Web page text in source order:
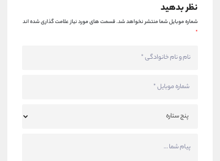
نظر بدهید
شماره موبایل شما منتشر نخواهد شد.قسمت های مورد نیاز علامت گذاری شده اند
*